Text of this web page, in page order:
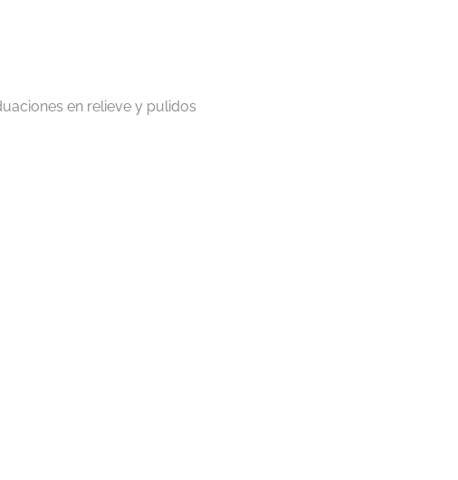
en relieve y pulidos